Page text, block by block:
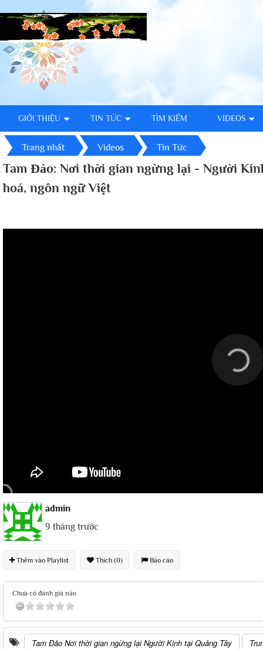
GIỚI THIỆU TIN TỨC TÌM KIẾM VIDEOS
Trang nhất Videos Tin Tức
Tam Đảo: Nơi thời gian ngừng lại - Người
hoá, ngôn ngữ Việt
admin
9 tháng trước
Thêm vào Playlist Thích (0) Báo cáo
Chưa có đánh giá nào
Tam Đảo Nơi thời gian ngừng lại Người Kinh tại Quảng Tây